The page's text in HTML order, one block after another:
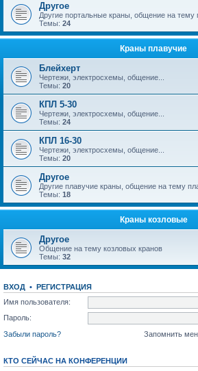
Другое
Другие портальные краны, общение на тему
Темы: 24
Краны плавучие
Блейхерт
Чертежи, электросхемы, общение...
Темы: 20
КПЛ 5-30
Чертежи, электросхемы, общение...
Темы: 24
КПЛ 16-30
Чертежи, электросхемы, общение...
Темы: 20
Другое
Другие плавучие краны, общение на тему
Темы: 18
Краны козловые
Другое
Общение на тему козловых кранов
Темы: 32
ВХОД • РЕГИСТРАЦИЯ
Имя пользователя:
Пароль:
Забыли пароль?
Запомнить
КТО СЕЙЧАС НА КОНФЕРЕНЦИИ